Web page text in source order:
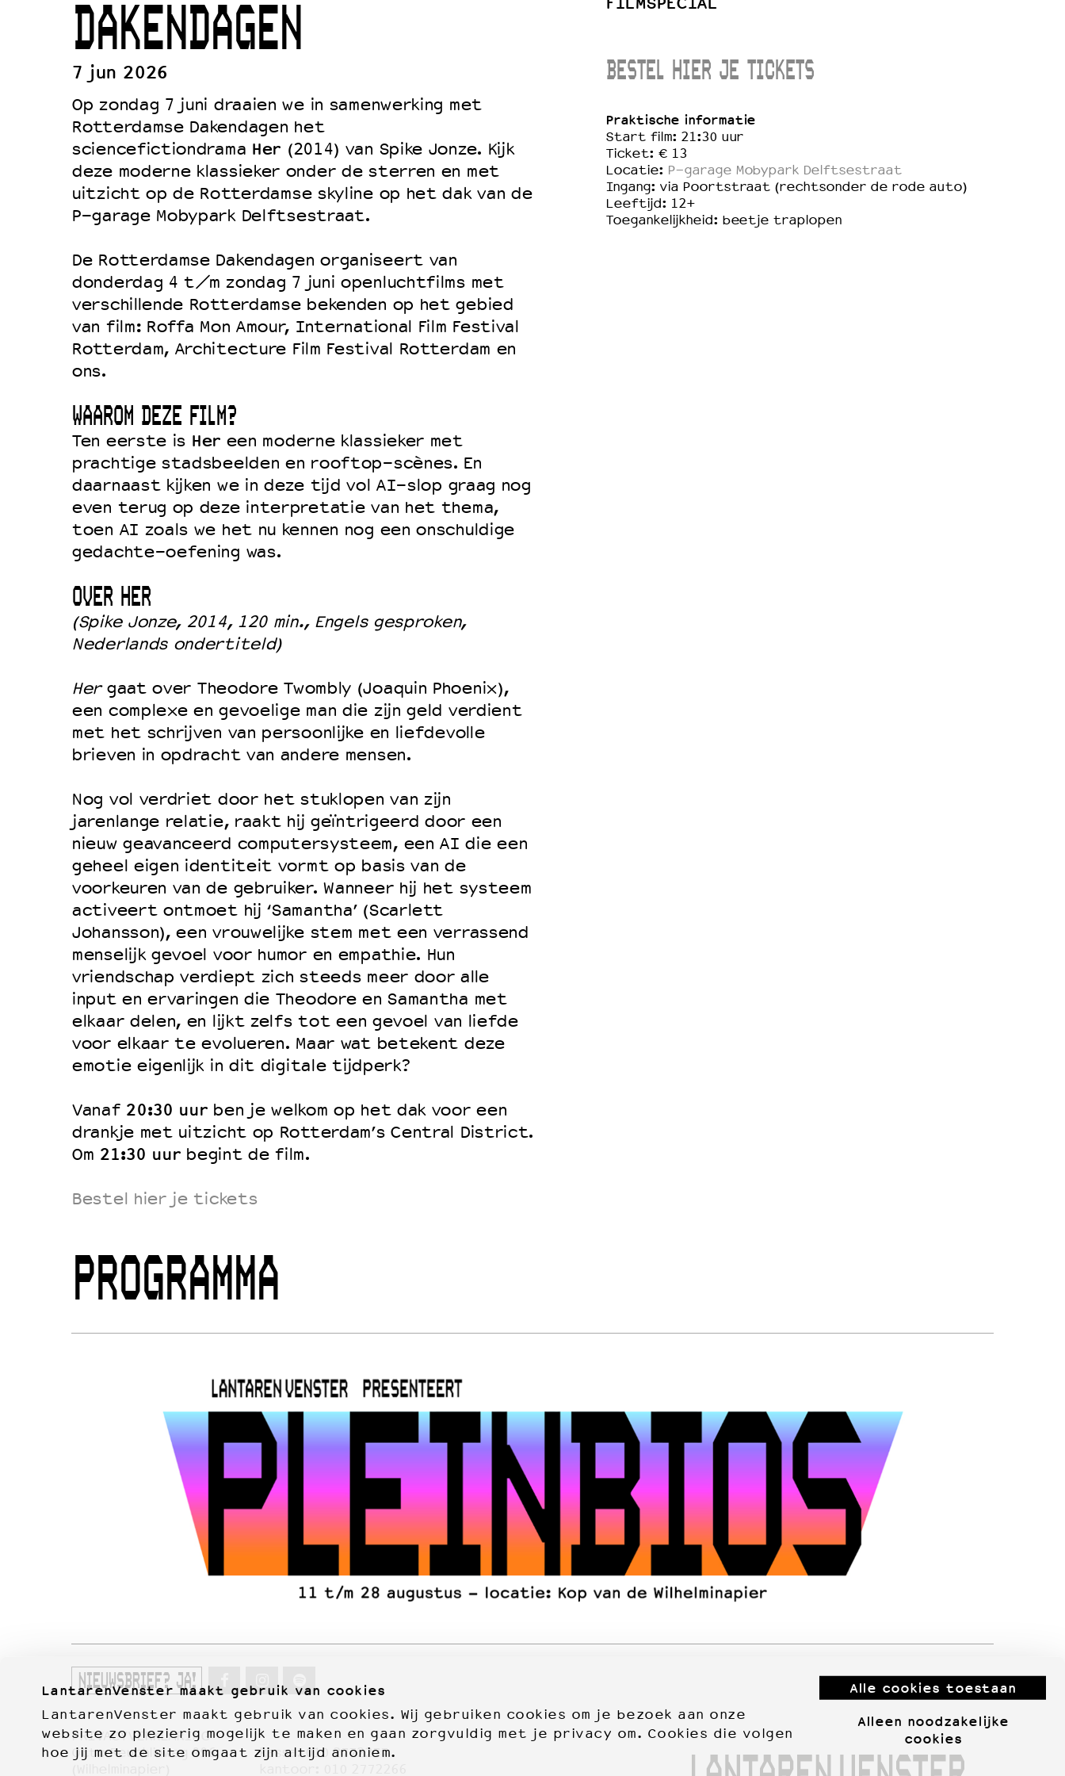
LantarenVenster maakt gebruik van cookies
LantarenVenster maakt gebruik van cookies. Wij gebruiken cookies om je bezoek aan onze
website zo plezierig mogelijk te maken en gaan zorgvuldig met je privacy om. Cookies die volgen
hoe jij met de site omgaat zijn altijd anoniem.
Alle cookies toestaan
Alleen noodzakelijke
cookies
Duurzaamheid
Culturele boycot Israël
Ruimte voor artistieke vrijheid – VNPF
DAKENDAGEN
7 jun 2026
Op zondag 7 juni draaien we in samenwerking met
Rotterdamse Dakendagen het
sciencefictiondrama Her (2014) van Spike Jonze. Kijk
deze moderne klassieker onder de sterren en met
uitzicht op de Rotterdamse skyline op het dak van de
P-garage Mobypark Delftsestraat.
De Rotterdamse Dakendagen organiseert van
donderdag 4 t/m zondag 7 juni openluchtfilms met
verschillende Rotterdamse bekenden op het gebied
van film: Roffa Mon Amour, International Film Festival
Rotterdam, Architecture Film Festival Rotterdam en
ons.
WAAROM DEZE FILM?
Ten eerste is Hereen moderne klassieker met
prachtige stadsbeelden en rooftop-scènes. En
daarnaast kijken we in deze tijd vol AI-slop graag nog
even terug op deze interpretatie van het thema,
toen AI zoals we het nu kennen nog een onschuldige
gedachte-oefening was.
OVER HER
(Spike Jonze, 2014, 120 min., Engels gesproken,
Nederlands ondertiteld)
Hergaat over Theodore Twombly (Joaquin Phoenix),
een complexe en gevoelige man die zijn geld verdient
met het schrijven van persoonlijke en liefdevolle
brieven in opdracht van andere mensen.
Nog vol verdriet door het stuklopen van zijn
jarenlange relatie, raakt hij geïntrigeerd door een
nieuw geavanceerd computersysteem, een AI die een
geheel eigen identiteit vormt op basis van de
voorkeuren van de gebruiker. Wanneer hij het systeem
activeert ontmoet hij ‘Samantha’ (Scarlett
Johansson), een vrouwelijke stem met een verrassend
menselijk gevoel voor humor en empathie. Hun
vriendschap verdiept zich steeds meer door alle
input en ervaringen die Theodore en Samantha met
elkaar delen, en lijkt zelfs tot een gevoel van liefde
voor elkaar te evolueren. Maar wat betekent deze
emotie eigenlijk in dit digitale tijdperk?
Vanaf 20:30 uurben je welkom op het dak voor een
drankje met uitzicht op Rotterdam’s Central District.
Om 21:30 uurbegint de film.
Bestel hier je tickets
BESTEL HIER JE TICKETS
Praktische informatie
Start film: 21:30 uur
Ticket: € 13
Locatie: P-garage Mobypark Delftsestraat
Ingang: via Poortstraat (rechtsonder de rode auto)
Leeftijd: 12+
Toegankelijkheid: beetje traplopen
PROGRAMMA
NIEUWSBRIEF? JA!
PRIVACYVERKLARING
Otto Reuchlinweg 996
kassa:010 2772277